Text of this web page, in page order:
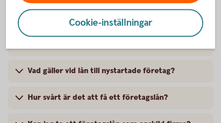
Vad krävs för att få ett företagslån?
Vad gäller vid lån till nystartade företag?
Hur svårt är det att få ett företagslån?
Cookie-inställningar